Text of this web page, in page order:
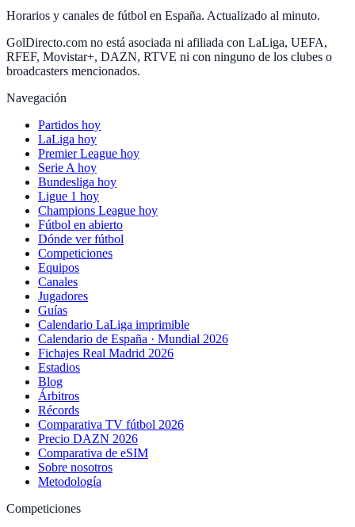
Horarios y canales de fútbol en España. Actualizado al minuto.
GolDirecto.com no está asociada ni afiliada con LaLiga, UEFA,
RFEF, Movistar+, DAZN, RTVE ni con ninguno de los clubes o
broadcasters mencionados.
Navegación
Partidos hoy
LaLiga hoy
Premier League hoy
Serie A hoy
Bundesliga hoy
Ligue 1 hoy
Champions League hoy
Fútbol en abierto
Dónde ver fútbol
Competiciones
Equipos
Canales
Jugadores
Guías
Calendario LaLiga imprimible
Calendario de España · Mundial 2026
Fichajes Real Madrid 2026
Estadios
Blog
Árbitros
Récords
Comparativa TV fútbol 2026
Precio DAZN 2026
Comparativa de eSIM
Sobre nosotros
Metodología
Competiciones